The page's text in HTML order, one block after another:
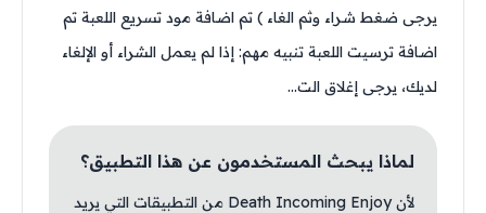
يرجى ضغط شراء وثم الغاء ) تم اضافة مود تسريع اللعبة تم
اضافة ترسيت اللعبة تنبيه مهم: إذا لم يعمل الشراء أو الإلغاء
لديك، يرجى إغلاق الت...
لماذا يبحث المستخدمون عن هذا التطبيق؟
لأن Death Incoming Enjoy من التطبيقات التي يريد